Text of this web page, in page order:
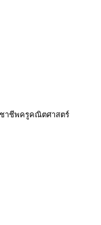
ชาชีพครูคณิตศาสตร์